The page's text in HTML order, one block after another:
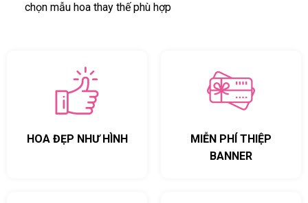
chọn mẫu hoa thay thế phù hợp
HOA ĐẸP NHƯ HÌNH
MIỄN PHÍ THIỆP
BANNER